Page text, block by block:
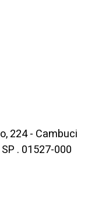
224 - Cambuci
. 01527-000